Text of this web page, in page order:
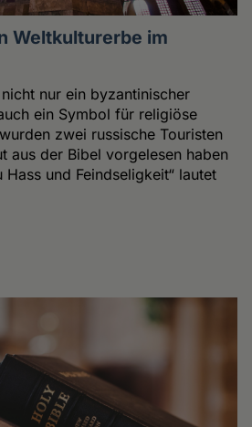
Weltkulturerbe im
nur ein byzantinischer
ein Symbol für religiöse
zwei russische Touristen
aus der Bibel vorgelesen haben
und Feindseligkeit“ lautet